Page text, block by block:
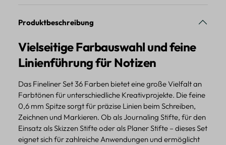
Produktbeschreibung
Vielseitige Farbauswahl und feine
Linienführung für Notizen
Das Fineliner Set 36 Farben bietet eine große Vielfalt an
Farbtönen für unterschiedliche Kreativprojekte. Die feine
0,6 mm Spitze sorgt für präzise Linien beim Schreiben,
Zeichnen und Markieren. Ob als Journaling Stifte, für den
Einsatz als Skizzen Stifte oder als Planer Stifte – dieses Set
eignet sich für zahlreiche Anwendungen und ermöglicht